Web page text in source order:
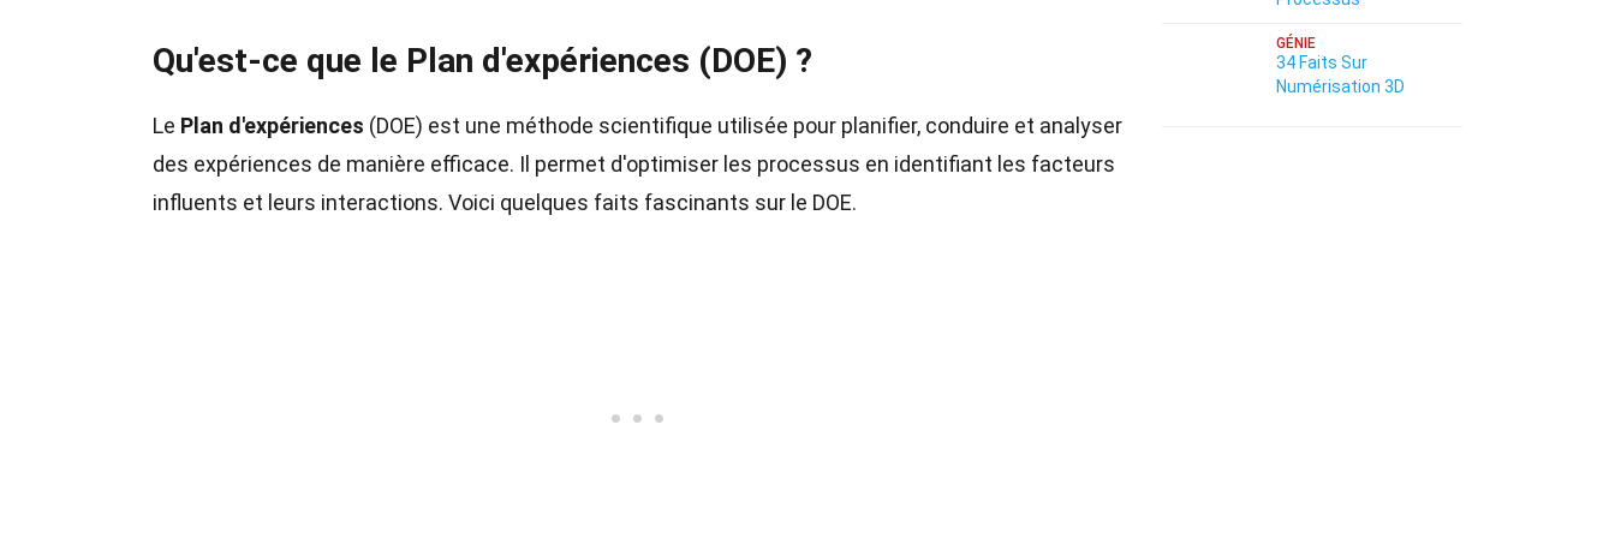
Qu'est-ce que le Plan d'expériences (DOE) ?
Le Plan d'expériences (DOE) est une méthode scientifique utilisée pour planifier, conduire et analyser
des expériences de manière efficace. Il permet d'optimiser les processus en identifiant les facteurs
influents et leurs interactions. Voici quelques faits fascinants sur le DOE.
GÉNIE
34 Faits Sur
Numérisation 3D